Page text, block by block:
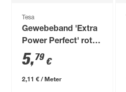
Tesa
Gewebeband 'Extra
Power Perfect' rot
2,75 m
5,79 €
2,11 € / Meter